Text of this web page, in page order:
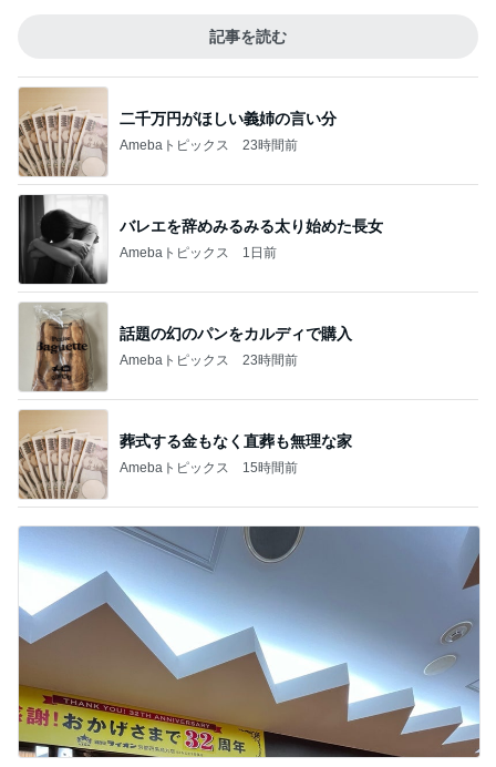
記事を読む
二千万円がほしい義姉の言い分
Amebaトピックス 23時間前
バレエを辞めみるみる太り始めた長女
Amebaトピックス 1日前
話題の幻のパンをカルディで購入
Amebaトピックス 23時間前
葬式する金もなく直葬も無理な家
Amebaトピックス 15時間前